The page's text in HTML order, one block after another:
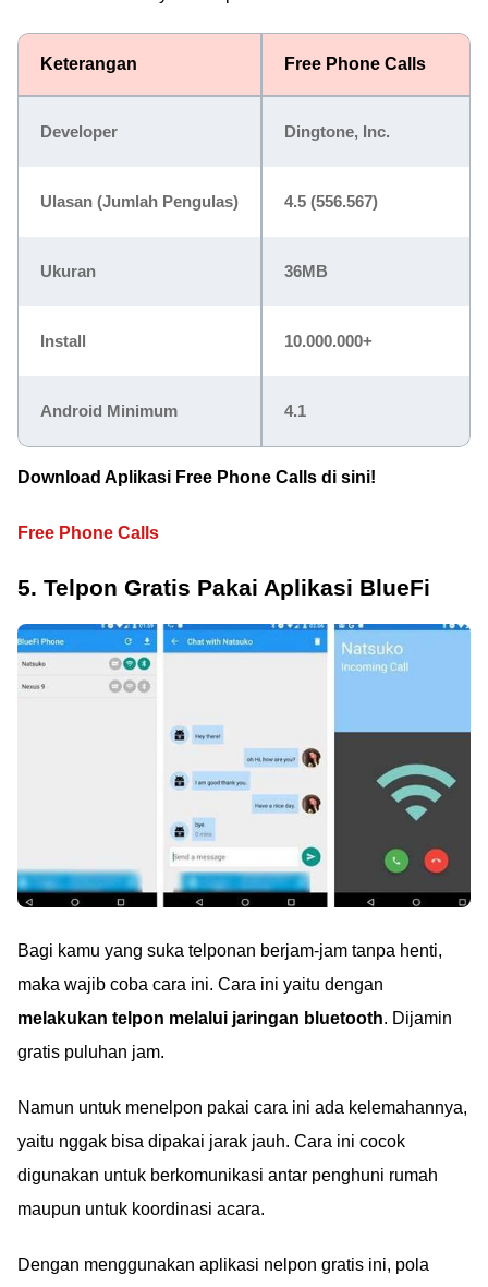
Keterangan Free Phone Calls
Developer Dingtone, Inc.
Ulasan (Jumlah Pengulas) 4.5 (556.567)
Ukuran 36MB
Install 10.000.000+
Android Minimum 4.1
Download Aplikasi Free Phone Calls di sini!
Free Phone Calls
5. Telpon Gratis Pakai Aplikasi BlueFi
Bagi kamu yang suka telponan berjam-jam tanpa henti,
maka wajib coba cara ini. Cara ini yaitu dengan
melakukan telpon melalui jaringan bluetooth. Dijamin
gratis puluhan jam.
Namun untuk menelpon pakai cara ini ada kelemahannya,
yaitu nggak bisa dipakai jarak jauh. Cara ini cocok
digunakan untuk berkomunikasi antar penghuni rumah
maupun untuk koordinasi acara.
Dengan menggunakan aplikasi nelpon gratis ini, pola